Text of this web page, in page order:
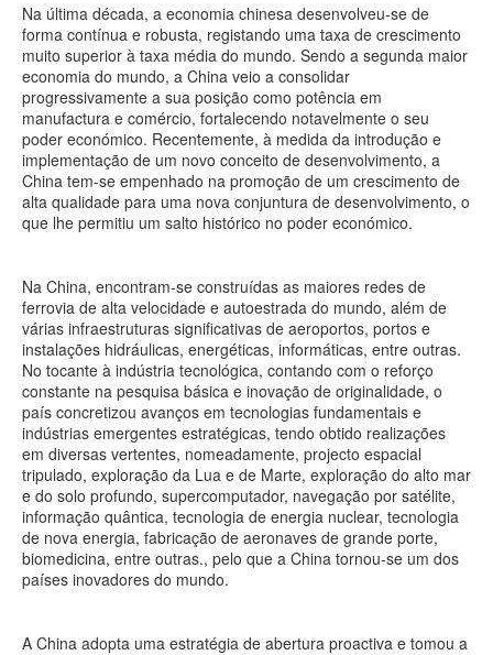
Na última década, a economia chinesa desenvolveu-se de
forma contínua e robusta, registando uma taxa de crescimento
muito superior à taxa média do mundo. Sendo a segunda maior
economia do mundo, a China veio a consolidar
progressivamente a sua posição como potência em
manufactura e comércio, fortalecendo notavelmente o seu
poder económico. Recentemente, à medida da introdução e
implementação de um novo conceito de desenvolvimento, a
China tem-se empenhado na promoção de um crescimento de
alta qualidade para uma nova conjuntura de desenvolvimento, o
que lhe permitiu um salto histórico no poder económico.
Na China, encontram-se construídas as maiores redes de
ferrovia de alta velocidade e autoestrada do mundo, além de
várias infraestruturas significativas de aeroportos, portos e
instalações hidráulicas, energéticas, informáticas, entre outras.
No tocante à indústria tecnológica, contando com o reforço
constante na pesquisa básica e inovação de originalidade, o
país concretizou avanços em tecnologias fundamentais e
indústrias emergentes estratégicas, tendo obtido realizações
em diversas vertentes, nomeadamente, projecto espacial
tripulado, exploração da Lua e de Marte, exploração do alto mar
e do solo profundo, supercomputador, navegação por satélite,
informação quântica, tecnologia de energia nuclear, tecnologia
de nova energia, fabricação de aeronaves de grande porte,
biomedicina, entre outras., pelo que a China tornou-se um dos
países inovadores do mundo.
A China adopta uma estratégia de abertura proactiva e tomou a